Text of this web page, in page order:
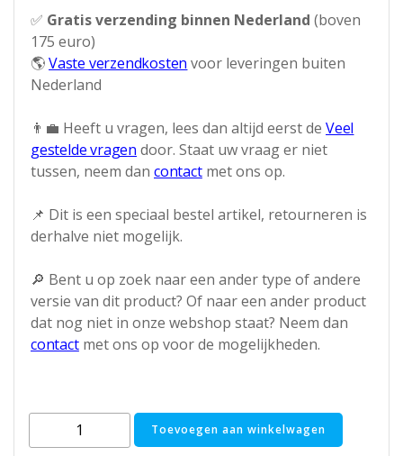
✅ Gratis verzending binnen Nederland (boven
175 euro)
🌎Vaste verzendkosten voor leveringen buiten
Nederland
👨‍💼 Heeft u vragen, lees dan altijd eerst de Veel
gestelde vragen door. Staat uw vraag er niet
tussen, neem dan contactmet ons op.
📌 Dit is een speciaal bestel artikel, retourneren is
derhalve niet mogelijk.
🔎 Bent u op zoek naar een ander type of andere
versie van dit product? Of naar een ander product
dat nog niet in onze webshop staat? Neem dan
contactmet ons op voor de mogelijkheden.
ribbelbuis
Toevoegen aan winkelwagen